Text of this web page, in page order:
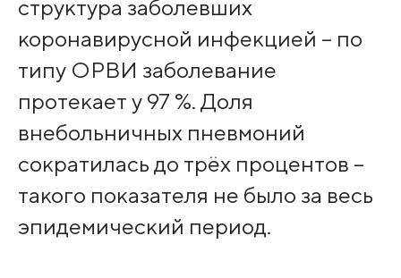
структура заболевших
коронавирусной инфекцией – по
типу ОРВИ заболевание
протекает у 97 %. Доля
внебольничных пневмоний
сократилась до трёх процентов –
такого показателя не было за весь
эпидемический период.